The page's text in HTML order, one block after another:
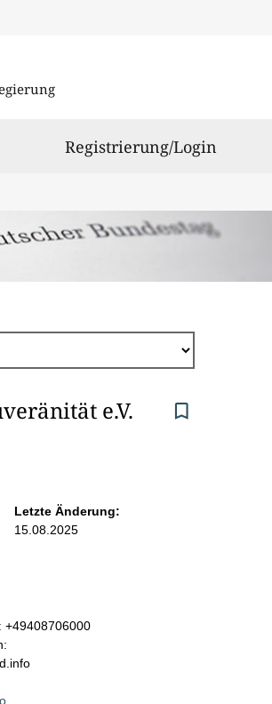
Registrierung/Login
e.V.
Letzte Änderung:
15.08.2025
+49408706000